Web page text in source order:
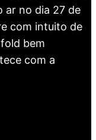
ar no dia 27 de
com intuito de
bem
com a